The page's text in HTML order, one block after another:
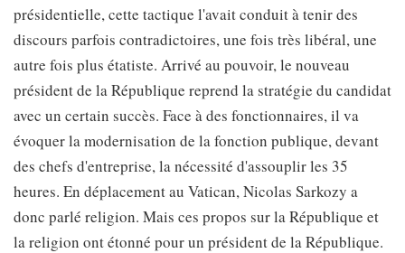
présidentielle, cette tactique l'avait conduit à tenir des
discours parfois contradictoires, une fois très libéral, une
autre fois plus étatiste. Arrivé au pouvoir, le nouveau
président de la République reprend la stratégie du candidat
avec un certain succès. Face à des fonctionnaires, il va
évoquer la modernisation de la fonction publique, devant
des chefs d'entreprise, la nécessité d'assouplir les 35
heures. En déplacement au Vatican, Nicolas Sarkozy a
donc parlé religion. Mais ces propos sur la République et
la religion ont étonné pour un président de la République.